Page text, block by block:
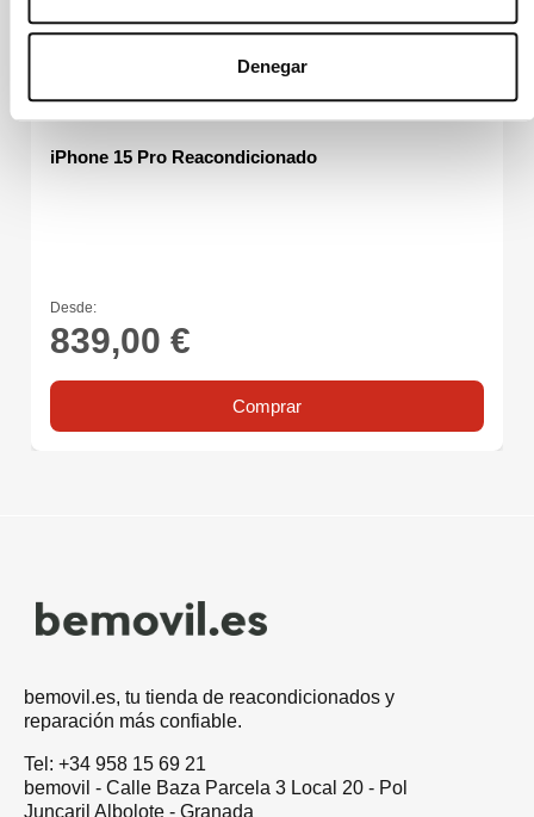
Denegar
iPhone 15 Pro Reacondicionado
Desde:
839,00 €
Comprar
bemovil.es, tu tienda de reacondicionados y
reparación más confiable.
Tel: +34 958 15 69 21
bemovil - Calle Baza Parcela 3 Local 20 - Pol
Juncaril Albolote - Granada